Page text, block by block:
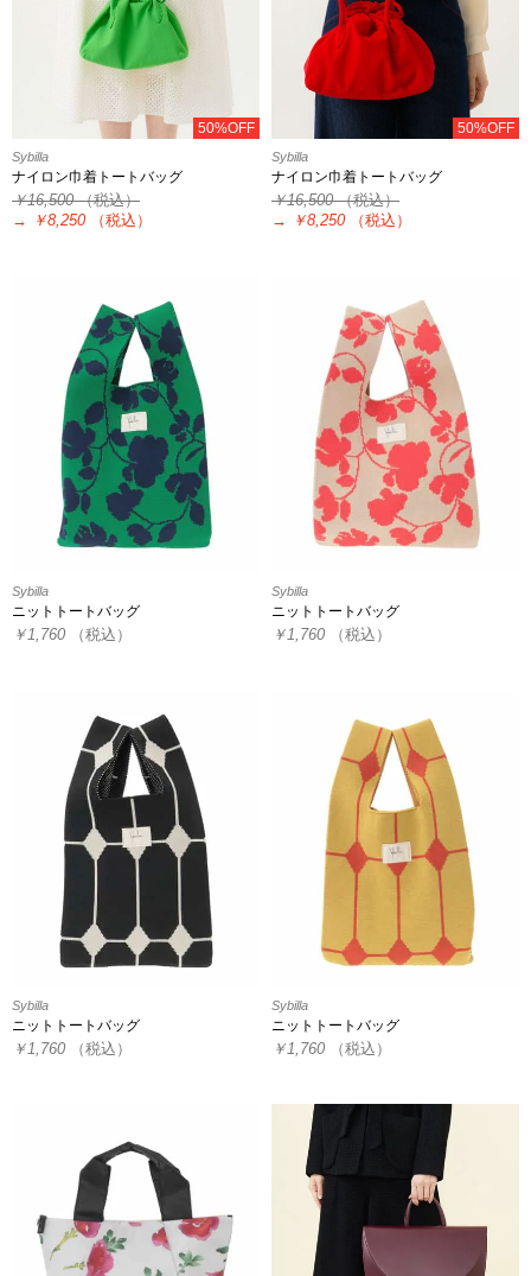
50%OFF
Sybilla
ナイロン巾着トートバッグ
￥16,500（税込）
→
￥8,250 （税込）
50%OFF
Sybilla
ナイロン巾着トートバッグ
￥16,500（税込）
→
￥8,250 （税込）
Sybilla
ニットトートバッグ
￥1,760 （税込）
Sybilla
ニットトートバッグ
￥1,760 （税込）
Sybilla
ニットトートバッグ
￥1,760 （税込）
Sybilla
ニットトートバッグ
￥1,760 （税込）